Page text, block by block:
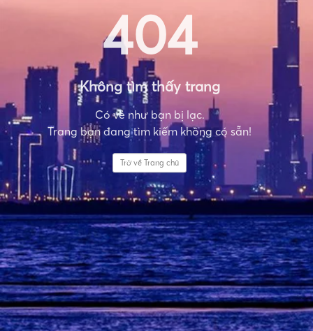
404
Không tìm thấy trang
Có vẻ như bạn bị lạc.
Trang bạn đang tìm kiếm không có sẵn!
Trở về Trang chủ